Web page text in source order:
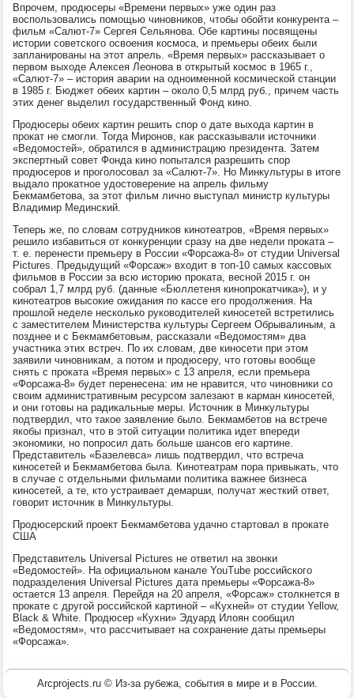
Впрочем, продюсеры «Времени первых» уже один раз
воспользовались помощью чиновников, чтобы обойти конкурента –
фильм «Салют-7» Сергея Сельянова. Обе картины посвящены
истории советского освоения космоса, и премьеры обеих были
запланированы на этот апрель. «Время первых» рассказывает о
первом выходе Алексея Леонова в открытый космос в 1965 г.,
«Салют-7» – история аварии на одноименной космической станции
в 1985 г. Бюджет обеих картин – около 0,5 млрд руб., причем часть
этих денег выделил государственный Фонд кино.
Продюсеры обеих картин решить спор о дате выхода картин в
прокат не смогли. Тогда Миронов, как рассказывали источники
«Ведомостей», обратился в администрацию президента. Затем
экспертный совет Фонда кино попытался разрешить спор
продюсеров и проголосовал за «Салют-7». Но Минкультуры в итоге
выдало прокатное удостоверение на апрель фильму
Бекмамбетова, за этот фильм лично выступал министр культуры
Владимир Мединский.
Теперь же, по словам сотрудников кинотеатров, «Время первых»
решило избавиться от конкуренции сразу на две недели проката –
т. е. перенести премьеру в России «Форсажа-8» от студии Universal
Pictures. Предыдущий «Форсаж» входит в топ-10 самых кассовых
фильмов в России за всю историю проката, весной 2015 г. он
собрал 1,7 млрд руб. (данные «Бюллетеня кинопрокатчика»), и у
кинотеатров высокие ожидания по кассе его продолжения. На
прошлой неделе несколько руководителей киносетей встретились
с заместителем Министерства культуры Сергеем Обрывалиным, а
позднее и с Бекмамбетовым, рассказали «Ведомостям» два
участника этих встреч. По их словам, две киносети при этом
заявили чиновникам, а потом и продюсеру, что готовы вообще
снять с проката «Время первых» с 13 апреля, если премьера
«Форсажа-8» будет перенесена: им не нравится, что чиновники со
своим административным ресурсом залезают в карман киносетей,
и они готовы на радикальные меры. Источник в Минкультуры
подтвердил, что такое заявление было. Бекмамбетов на встрече
якобы признал, что в этой ситуации политика идет впереди
экономики, но попросил дать больше шансов его картине.
Представитель «Базелевса» лишь подтвердил, что встреча
киносетей и Бекмамбетова была. Кинотеатрам пора привыкать, что
в случае с отдельными фильмами политика важнее бизнеса
киносетей, а те, кто устраивает демарши, получат жесткий ответ,
говорит источник в Минкультуры.
Продюсерский проект Бекмамбетова удачно стартовал в прокате
США
Представитель Universal Pictures не ответил на звонки
«Ведомостей». На официальном канале YouTube российского
подразделения Universal Pictures дата премьеры «Форсажа-8»
остается 13 апреля. Перейдя на 20 апреля, «Форсаж» столкнется в
прокате с другой российской картиной – «Кухней» от студии Yellow,
Black & White. Продюсер «Кухни» Эдуард Илоян сообщил
«Ведомостям», что рассчитывает на сохранение даты премьеры
«Форсажа».
Arcprojects.ru © Из-за рубежа, события в мире и в России.